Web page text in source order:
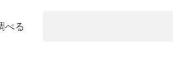
べる